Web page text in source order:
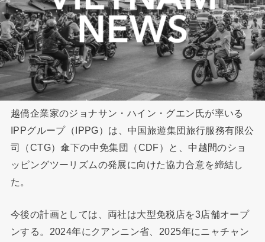
越僑企業家のジョナサン・ハイン・グエン氏が率いる
IPPグループ（IPPG）は、中国旅遊集団旅行服務有限公
司（CTG）傘下の中免集団（CDF）と、中越間のショ
ッピングツーリズムの発展に向けた協力合意を締結し
た。
今後の計画としては、両社は大型免税店を3店舗オープ
ンする。2024年にクアンニン省、2025年にニャチャン